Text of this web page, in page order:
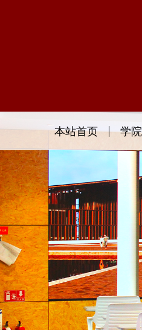
本站首页 学